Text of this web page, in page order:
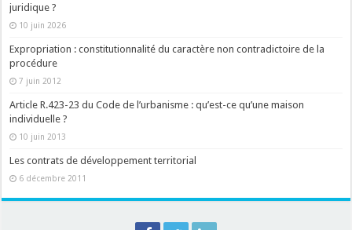
juridique ?
10 juin 2026
Expropriation : constitutionnalité du caractère non contradictoire de la
procédure
7 juin 2012
Article R.423-23 du Code de l’urbanisme : qu’est-ce qu’une maison
individuelle ?
10 juin 2013
Les contrats de développement territorial
6 décembre 2011